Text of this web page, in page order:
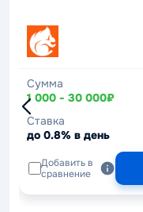
Сумма
1 000 - 30 000₽
Ставка
до 0.8% в день
Добавить в
сравнение